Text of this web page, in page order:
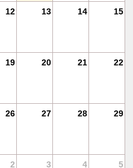
12 13 14 15
19 20 21 22
26 27 28 29
2 3 4 5